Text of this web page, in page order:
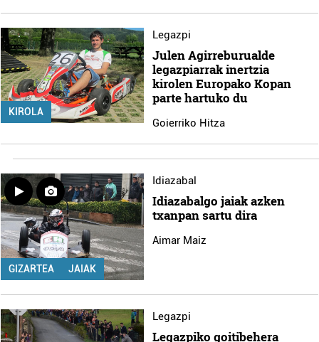
KIROLA
Legazpi
Julen Agirreburualde
legazpiarrak inertzia
kirolen Europako Kopan
parte hartuko du
Goierriko Hitza
GIZARTEA JAIAK
Idiazabal
Idiazabalgo jaiak azken
txanpan sartu dira
Aimar Maiz
Legazpi
Legazpiko goitibehera